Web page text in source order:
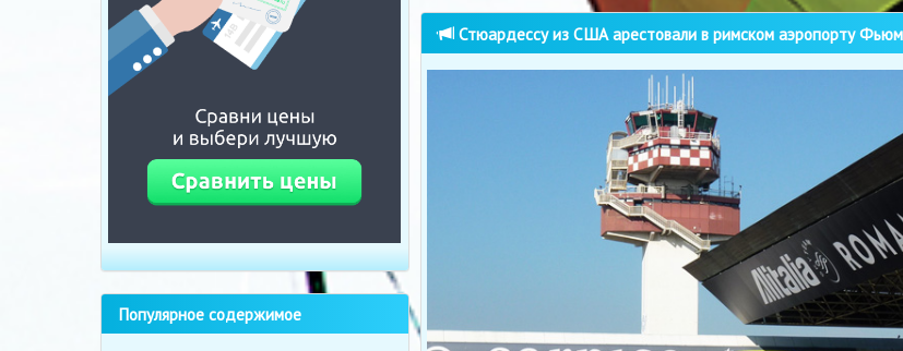
Стюардессу из США арестовали в римском аэропорту
Популярное содержимое